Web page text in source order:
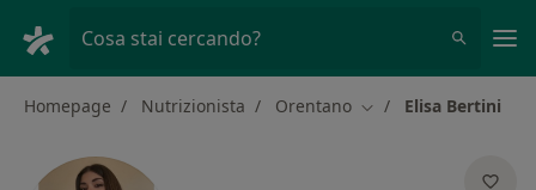
Cosa stai cercando?
Homepage Nutrizionista Orentano Cambia città
Elisa Bertini